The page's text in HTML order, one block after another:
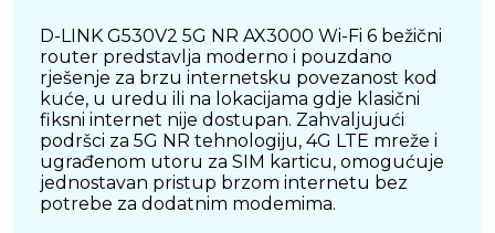
D-LINK G530V2 5G NR AX3000 Wi-Fi 6 bežični
router predstavlja moderno i pouzdano
rješenje za brzu internetsku povezanost kod
kuće, u uredu ili na lokacijama gdje klasični
fiksni internet nije dostupan. Zahvaljujući
podršci za 5G NR tehnologiju, 4G LTE mreže i
ugrađenom utoru za SIM karticu, omogućuje
jednostavan pristup brzom internetu bez
potrebe za dodatnim modemima.